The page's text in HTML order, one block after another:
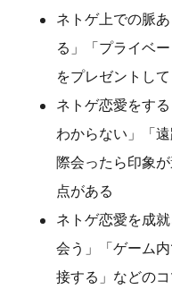
ネトゲ上での脈
る」「プライベ
をプレゼントし
ネトゲ恋愛をす
わからない」「
際会ったら印象
点がある
ネトゲ恋愛を成
会う」「ゲーム
接する」などの